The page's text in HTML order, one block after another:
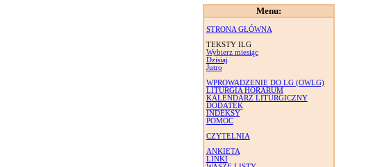
Menu:
STRONA GŁÓWNA
TEKSTY ILG
Wybierz miesiąc
Dzisiaj
Jutro
WPROWADZENIE DO LG (OWLG)
LITURGIA HORARUM
KALENDARZ LITURGICZNY
DODATEK
INDEKSY
POMOC
CZYTELNIA
ANKIETA
LINKI